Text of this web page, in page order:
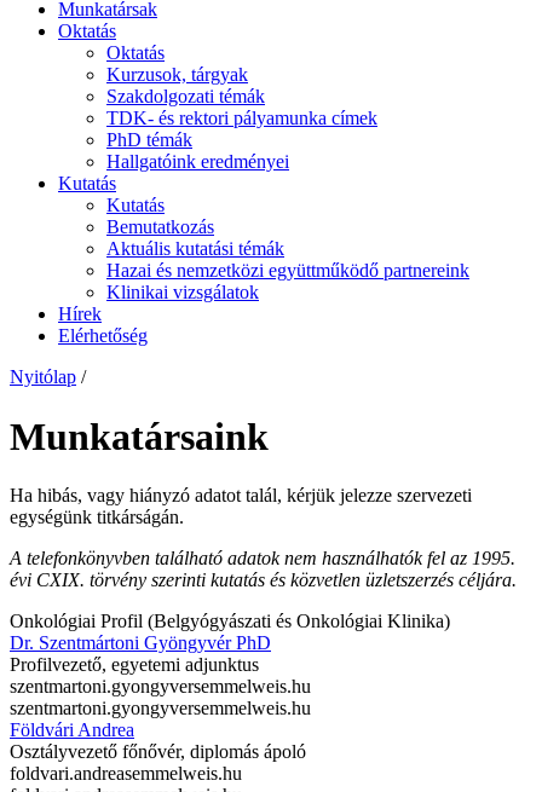
Munkatársak
Oktatás
Oktatás
Kurzusok, tárgyak
Szakdolgozati témák
TDK- és rektori pályamunka címek
PhD témák
Hallgatóink eredményei
Kutatás
Kutatás
Bemutatkozás
Aktuális kutatási témák
Hazai és nemzetközi együttműködő partnereink
Klinikai vizsgálatok
Hírek
Elérhetőség
Nyitólap /
Munkatársaink
Ha hibás, vagy hiányzó adatot talál, kérjük jelezze szervezeti
egységünk titkárságán.
A telefonkönyvben található adatok nem használhatók fel az 1995.
évi CXIX. törvény szerinti kutatás és közvetlen üzletszerzés céljára.
Onkológiai Profil (Belgyógyászati és Onkológiai Klinika)
Dr. Szentmártoni Gyöngyvér PhD
Profilvezető, egyetemi adjunktus
szentmartoni.gyongyversemmelweis.hu
szentmartoni.gyongyversemmelweis.hu
Földvári Andrea
Osztályvezető főnővér, diplomás ápoló
foldvari.andreasemmelweis.hu